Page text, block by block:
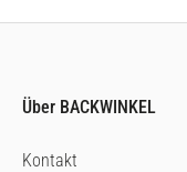
Über BACKWINKEL
Kontakt